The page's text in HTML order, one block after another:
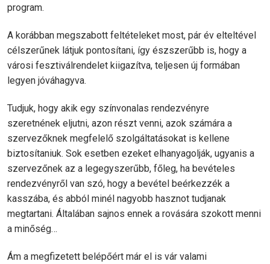
program.
A korábban megszabott feltételeket most, pár év elteltével
célszerűnek látjuk pontosítani, így észszerűbb is, hogy a
városi fesztiválrendelet kiigazítva, teljesen új formában
legyen jóváhagyva.
Tudjuk, hogy akik egy színvonalas rendezvényre
szeretnének eljutni, azon részt venni, azok számára a
szervezőknek megfelelő szolgáltatásokat is kellene
biztosítaniuk. Sok esetben ezeket elhanyagolják, ugyanis a
szervezőnek az a legegyszerűbb, főleg, ha bevételes
rendezvényről van szó, hogy a bevétel beérkezzék a
kasszába, és abból minél nagyobb hasznot tudjanak
megtartani. Általában sajnos ennek a rovására szokott menni
a minőség…
Ám a megfizetett belépőért már el is vár valami